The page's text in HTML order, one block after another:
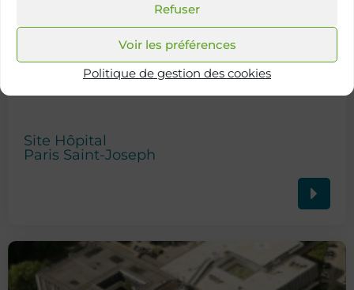
Refuser
Voir les préférences
Politique de gestion des cookies
Site Hôpital
Paris Saint-Joseph